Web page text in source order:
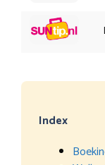
Index